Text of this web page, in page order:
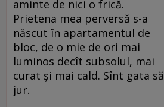
aminte de nici o frică.
Prietena mea perversă s-a
născut în apartamentul de
bloc, de o mie de ori mai
luminos decît subsolul, mai
curat şi mai cald. Sînt gata să
jur.